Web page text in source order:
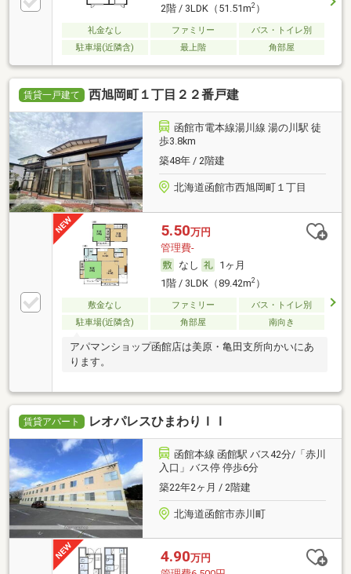
2階 / 3LDK（51.51m2）
礼金なし ファミリー
バス・トイレ別
駐車場(近隣含)
最上階 角部屋
賃貸一戸建て 西旭岡町１丁目２２番戸建
函館市電本線湯川線 湯の川駅 徒
歩3.8km
築48年 / 2階建
北海道函館市西旭岡町１丁目
5.50万円
管理費-
なし
1ヶ月
1階 / 3LDK（89.42m2）
敷金なし ファミリー
バス・トイレ別
駐車場(近隣含)
角部屋 南向き
アパマンショップ函館店は美原・亀田支所向かいにあ
ります。
賃貸アパート レオパレスひまわりＩＩ
函館本線 函館駅 バス42分/「赤川
入口」バス停 停歩6分
築22年2ヶ月 / 2階建
北海道函館市赤川町
4.90万円